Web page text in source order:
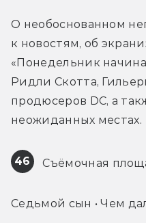
О необоснованном
к новостям, об
«Понедельник
Ридли Скотта,
продюсеров DC, а
неожиданных местах.
46 Съёмочная
Седьмой сын • Чем